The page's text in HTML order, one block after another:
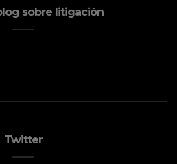
sobre litigación
Twitter